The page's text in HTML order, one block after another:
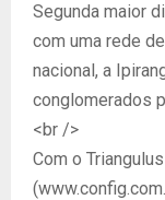
Segunda maior
com uma rede
nacional, a
conglomerados
<br />
Com o